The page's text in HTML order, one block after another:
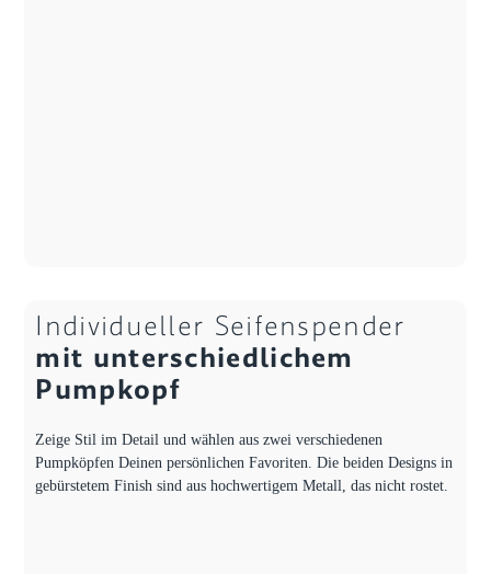
Individueller Seifenspender
mit unterschiedlichem
Pumpkopf
Zeige Stil im Detail und wählen aus zwei verschiedenen
Pumpköpfen Deinen persönlichen Favoriten. Die beiden Designs in
gebürstetem Finish sind aus hochwertigem Metall, das nicht rostet.